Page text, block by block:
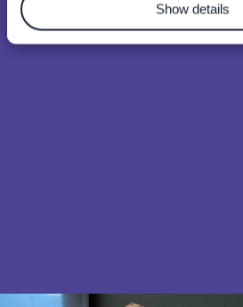
Show details